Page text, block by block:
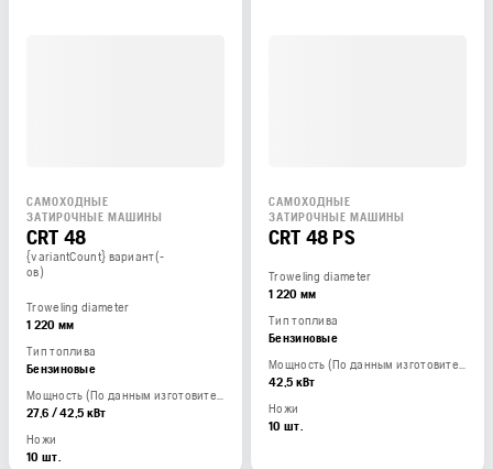
САМОХОДНЫЕ
ЗАТИРОЧНЫЕ МАШИНЫ
CRT 48
{variantCount} вариант(-
ов)
Troweling diameter
1 220 мм
Тип топлива
Бензиновые
Мощность (По данным изготовителя двигателя)
27,6 / 42,5 кВт
Ножи
10 шт.
САМОХОДНЫЕ
ЗАТИРОЧНЫЕ МАШИНЫ
CRT 48 PS
Troweling diameter
1 220 мм
Тип топлива
Бензиновые
Мощность (По данным изготовителя двигателя)
42,5 кВт
Ножи
10 шт.